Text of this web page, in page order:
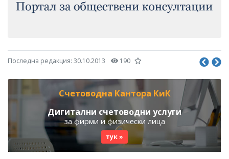
Последна редакция: 30.10.2013 190
Счетоводна Кантора КиК
Дигитални счетоводни услуги
за фирми и физически лица
тук »